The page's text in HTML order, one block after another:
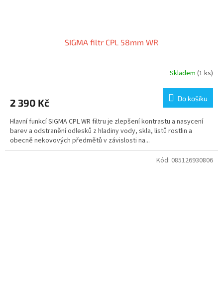
SIGMA filtr CPL 58mm WR
Skladem (1 ks)
2 390 Kč Do košíku
Hlavní funkcí SIGMA CPL WR filtru je zlepšení kontrastu a nasycení
barev a odstranění odlesků z hladiny vody, skla, listů rostlin a
obecně nekovových předmětů v závislosti na...
Kód: 085126930806